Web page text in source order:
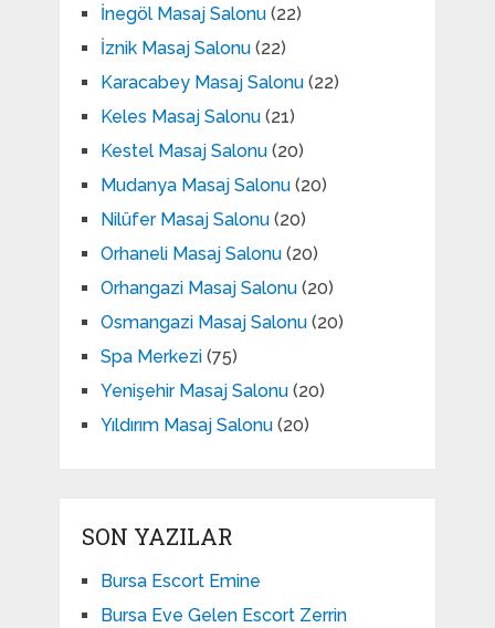
İnegöl Masaj Salonu(22)
İznik Masaj Salonu(22)
Karacabey Masaj Salonu(22)
Keles Masaj Salonu(21)
Kestel Masaj Salonu(20)
Mudanya Masaj Salonu(20)
Nilüfer Masaj Salonu(20)
Orhaneli Masaj Salonu(20)
Orhangazi Masaj Salonu(20)
Osmangazi Masaj Salonu(20)
Spa Merkezi(75)
Yenişehir Masaj Salonu(20)
Yıldırım Masaj Salonu(20)
SON YAZILAR
Bursa Escort Emine
Bursa Eve Gelen Escort Zerrin